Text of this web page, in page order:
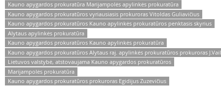
Kauno apygardos prokuratūra Marijampolės apylinkės prokuratūra
Kauno apygardos prokuratūros vyriausiasis prokuroras Vitoldas Guliavičius
Kauno apygardos prokuratūros Kauno apylinkės prokuratūros penktasis skyrius
Alytaus apylinkės prokuratūra
Kauno apygardos prokuratūros Kauno apylinkės prokuratūra
Kauno apygardos prokuratūros Alytaus raj. apylinkės prokuratūros prokuroras
Lietuvos valstybė, atstovaujama Kauno apygardos prokuratūros
Marijampolės prokuratūra
Kauno apygardos prokuratūros prokuroras Egidijus Zuzevičius